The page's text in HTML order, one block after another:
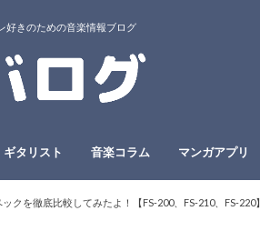
好きのための音楽情報ブログ
ギタリスト 音楽コラム マンガアプリ
クを徹底比較してみたよ！【FS-200、FS-210、FS-220】